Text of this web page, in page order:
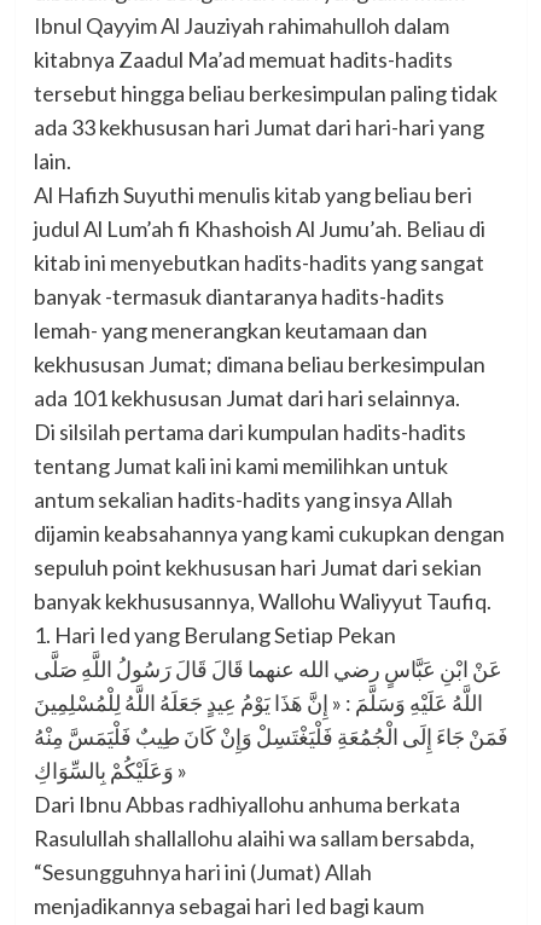
Ibnul Qayyim Al Jauziyah rahimahulloh dalam
kitabnya Zaadul Ma’ad memuat hadits-hadits
tersebut hingga beliau berkesimpulan paling tidak
ada 33 kekhususan hari Jumat dari hari-hari yang
lain.
Al Hafizh Suyuthi menulis kitab yang beliau beri
judul Al Lum’ah fi Khashoish Al Jumu’ah. Beliau di
kitab ini menyebutkan hadits-hadits yang sangat
banyak -termasuk diantaranya hadits-hadits
lemah- yang menerangkan keutamaan dan
kekhususan Jumat; dimana beliau berkesimpulan
ada 101 kekhususan Jumat dari hari selainnya.
Di silsilah pertama dari kumpulan hadits-hadits
tentang Jumat kali ini kami memilihkan untuk
antum sekalian hadits-hadits yang insya Allah
dijamin keabsahannya yang kami cukupkan dengan
sepuluh point kekhususan hari Jumat dari sekian
banyak kekhususannya, Wallohu Waliyyut Taufiq.
1. Hari Ied yang Berulang Setiap Pekan
عَنْ ابْنِ عَبَّاسٍ رضي الله عنهما قَالَ قَالَ رَسُولُ اللَّهِ صَلَّى
اللَّهُ عَلَيْهِ وَسَلَّمَ : « إِنَّ هَذَا يَوْمُ عِيدٍ جَعَلَهُ اللَّهُ لِلْمُسْلِمِينَ
فَمَنْ جَاءَ إِلَى الْجُمُعَةِ فَلْيَغْتَسِلْ وَإِنْ كَانَ طِيبٌ فَلْيَمَسَّ مِنْهُ
وَعَلَيْكُمْ بِالسِّوَاكِ »
Dari Ibnu Abbas radhiyallohu anhuma berkata
Rasulullah shallallohu alaihi wa sallam bersabda,
“Sesungguhnya hari ini (Jumat) Allah
menjadikannya sebagai hari Ied bagi kaum